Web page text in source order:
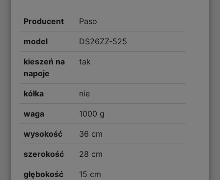
Producent Paso
model DS26ZZ-525
kieszeń na
napoje
tak
kółka nie
waga 1000 g
wysokość 36 cm
szerokość 28 cm
głębokość 15 cm